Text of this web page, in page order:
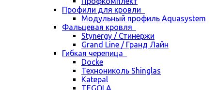
Профили для кровли
Модульный профиль Aquasystem
Фальцевая кровля
Stynergy / Стинержи
Grand Line / Гранд Лайн
Гибкая черепица
Docke
Технониколь Shinglas
Katepal
TEGOLA